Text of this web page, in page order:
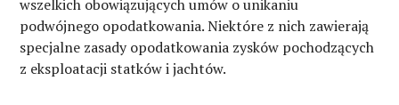
wszelkich obowiązujących umów o unikaniu
podwójnego opodatkowania. Niektóre z nich zawierają
specjalne zasady opodatkowania zysków pochodzących
z eksploatacji statków i jachtów.